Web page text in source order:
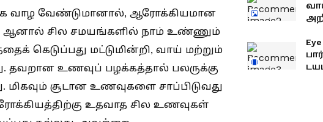
வாழ வேண்டுமானால், ஆரோக்கியமான
சில சமயங்களில் நாம் உண்ணும்
கெடுப்பது மட்டுமின்றி, வாய் மற்றும்
தவறான உணவுப் பழக்கத்தால் பலருக்கு
மிகவும் சூடான உணவுகளை சாப்பிடுவது
உதவாத சில உணவுகள்